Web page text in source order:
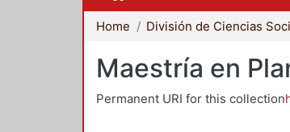
Home
Maestría en
Permanent URI for this collection